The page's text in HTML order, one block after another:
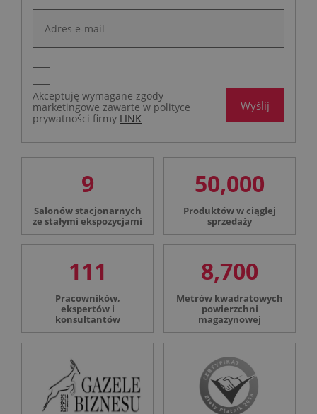
Akceptuję wymagane zgody
marketingowe zawarte w polityce
prywatności firmy LINK
Wyślij
9
Salonów stacjonarnych
ze stałymi ekspozycjami
50,000
Produktów w ciągłej
sprzedaży
111
Pracowników,
ekspertów i
konsultantów
8,700
Metrów kwadratowych
powierzchni
magazynowej